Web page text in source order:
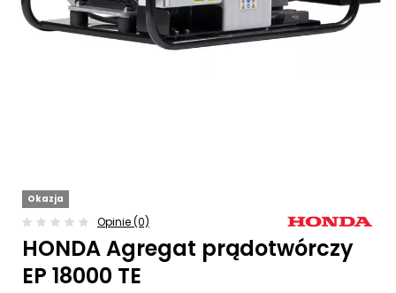
Okazja
Opinie (0)
HONDA Agregat prądotwórczy
EP 18000 TE